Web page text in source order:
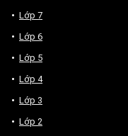
Lớp 7
Lớp 6
Lớp 5
Lớp 4
Lớp 3
Lớp 2